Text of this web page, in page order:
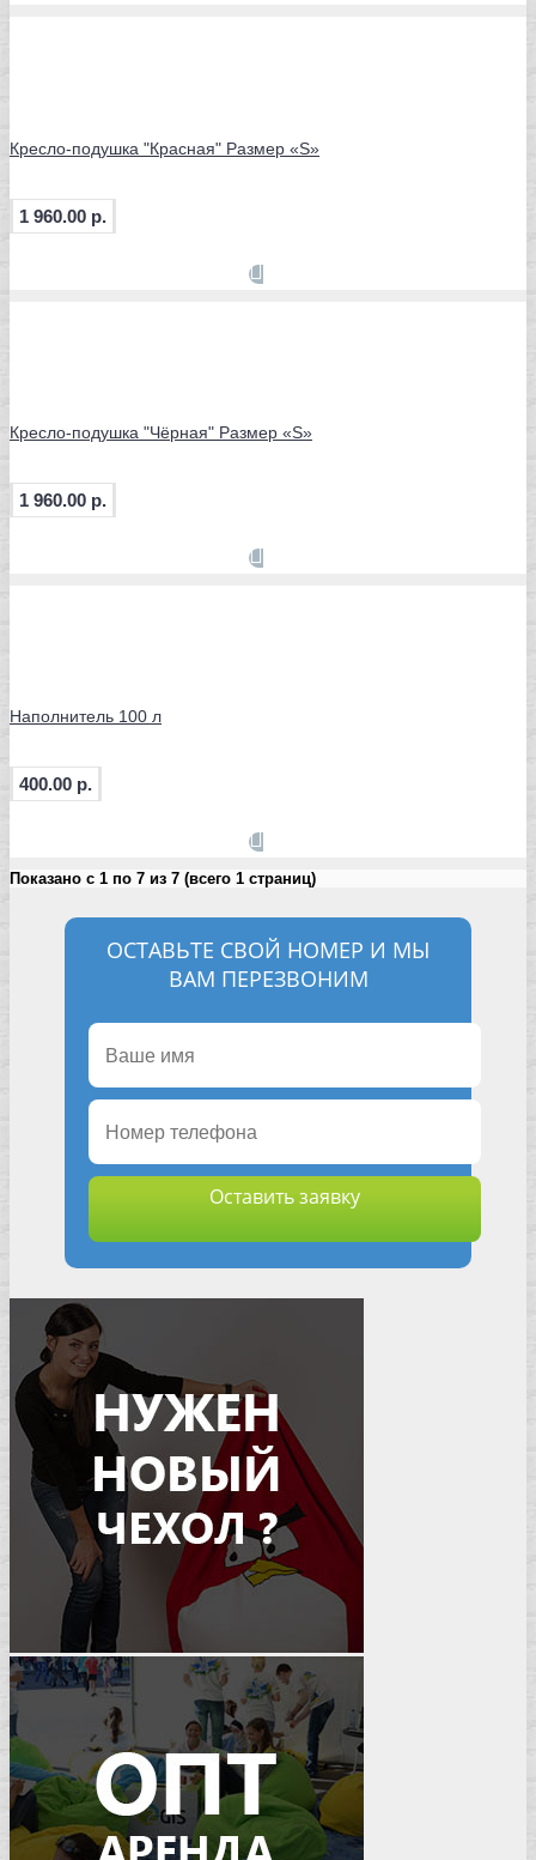
Кресло-подушка "Красная" Размер «S»
1 960.00 р.
Кресло-подушка "Чёрная" Размер «S»
1 960.00 р.
Наполнитель 100 л
400.00 р.
Показано с 1 по 7 из 7 (всего 1 страниц)
ОСТАВЬТЕ СВОЙ НОМЕР И МЫ
ВАМ ПЕРЕЗВОНИМ
Оставить заявку